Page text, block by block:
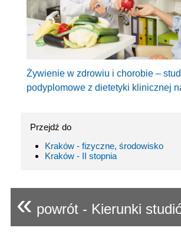
Żywienie w zdrowiu i chorobie –
podyplomowe z dietetyki klinicznej
Przejdź do
Kraków - fizyczne, środowisko
Kraków - II stopnia
« powrót - Kierunki